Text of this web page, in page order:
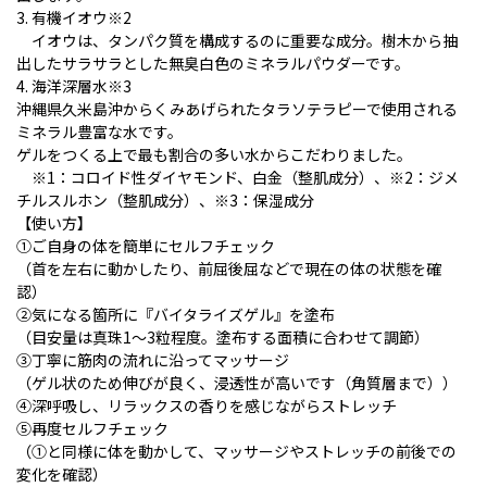
3. 有機イオウ※2
イオウは、タンパク質を構成するのに重要な成分。樹木から抽
出したサラサラとした無臭白色のミネラルパウダーです。
4. 海洋深層水※3
沖縄県久米島沖からくみあげられたタラソテラピーで使用される
ミネラル豊富な水です。
ゲルをつくる上で最も割合の多い水からこだわりました。
※1：コロイド性ダイヤモンド、白金（整肌成分）、※2：ジメ
チルスルホン（整肌成分）、※3：保湿成分
【使い方】
①ご自身の体を簡単にセルフチェック
（首を左右に動かしたり、前屈後屈などで現在の体の状態を確
認）
②気になる箇所に『バイタライズゲル』を塗布
（目安量は真珠1～3粒程度。塗布する面積に合わせて調節）
③丁寧に筋肉の流れに沿ってマッサージ
（ゲル状のため伸びが良く、浸透性が高いです（角質層まで））
④深呼吸し、リラックスの香りを感じながらストレッチ
⑤再度セルフチェック
（①と同様に体を動かして、マッサージやストレッチの前後での
変化を確認）